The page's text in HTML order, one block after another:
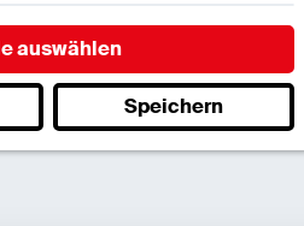
Bernkastel/
grundlegende
für die einwandfreie Funktion
auswählen
Speichern